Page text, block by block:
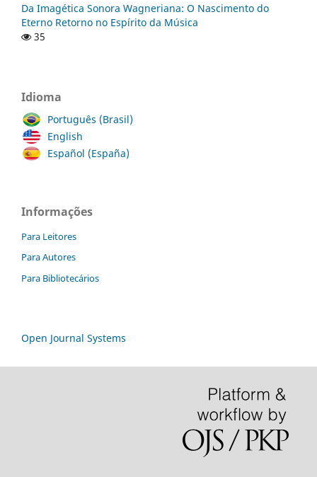
Da Imagética Sonora Wagneriana: O Nascimento do
Eterno Retorno no Espírito da Música
35
Idioma
Português (Brasil)
English
Español (España)
Informações
Para Leitores
Para Autores
Para Bibliotecários
Open Journal Systems